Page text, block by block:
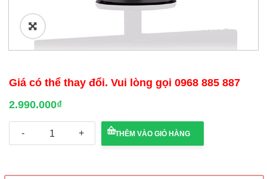
🔍
Giá có thể thay đổi. Vui lòng gọi 0968 885 887
2.990.000₫
hình
LCD
THÊM VÀO GIỎ HÀNG